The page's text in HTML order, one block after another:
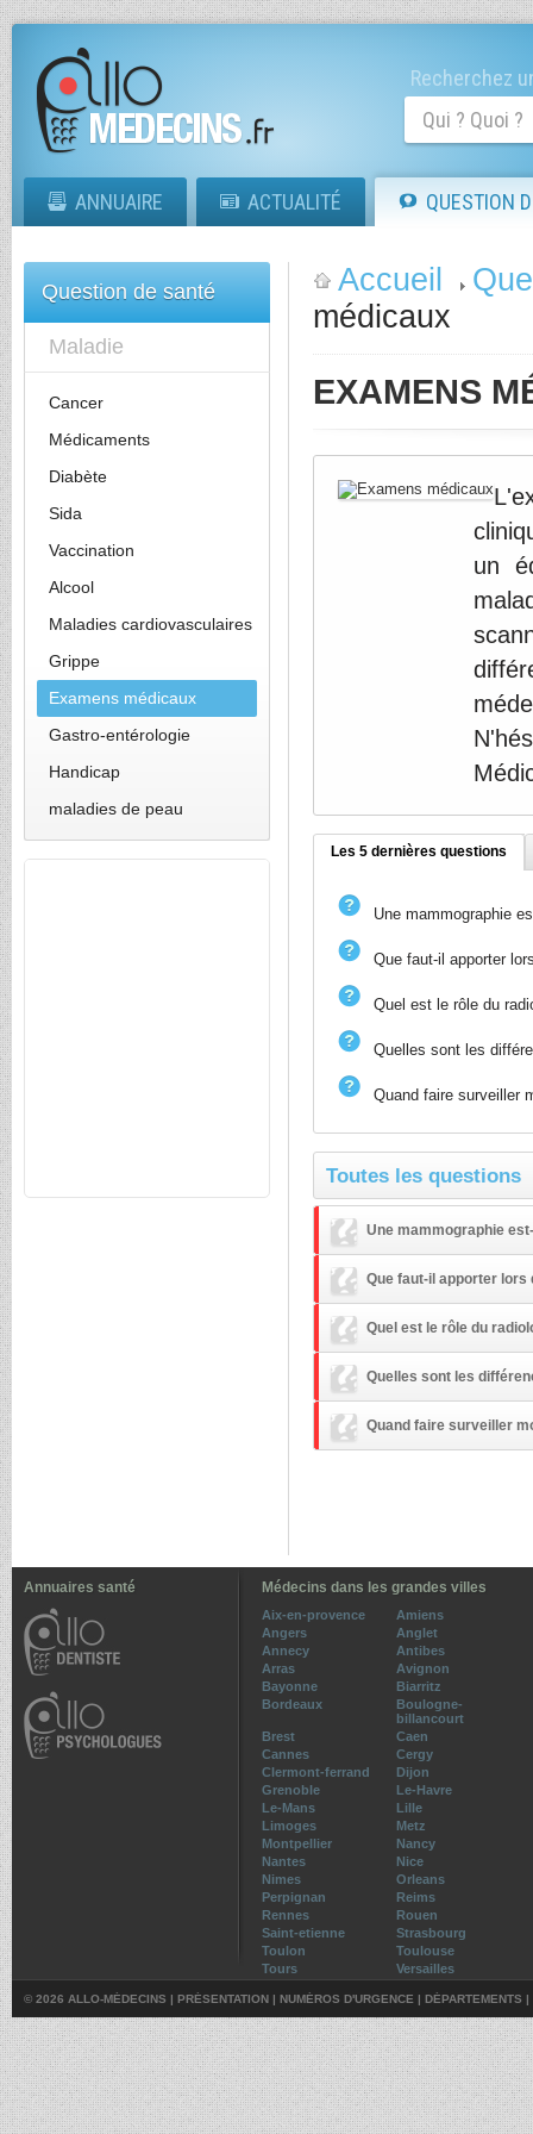
Recherchez
ANNUAIRE ACTUALITÉ QUESTION
Question de santé
Maladie
Cancer
Médicaments
Diabète
Sida
Vaccination
Alcool
Maladies cardiovasculaires
Grippe
Examens médicaux
Gastro-entérologie
Handicap
maladies de peau
Accueil
médicaux
EXAMENS
un
Les 5 dernières questions
Une mammographie
Que faut-il apporter
Quel est le rôle du
Quelles sont les
Quand faire surveiller
Toutes les questions
Une mammographie
Que faut-il apporter lors
Quel est le rôle du
Quelles sont les
Quand faire surveiller
Annuaires santé Médecins dans les grandes villes
Aix-en-provence
Amiens
Angers
Anglet
Annecy
Antibes
Arras
Avignon
Bayonne
Biarritz
Bordeaux
Boulogne-
billancourt
Brest
Caen
Cannes
Cergy
Clermont-ferrand
Dijon
Grenoble
Le-Havre
Le-Mans
Lille
Limoges
Metz
Montpellier
Nancy
Nantes
Nice
Nimes
Orleans
Perpignan
Reims
Rennes
Rouen
Saint-etienne
Strasbourg
Toulon
Toulouse
Tours
Versailles
© 2026 ALLO-MÉDECINS | PRÉSENTATION | NUMÉROS D'URGENCE | DÉPARTEMENTS |